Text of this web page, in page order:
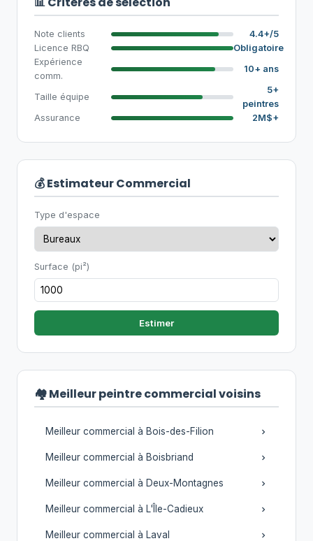
Note clients
4.4+/5
Licence RBQ
Obligatoire
Expérience
comm.
10+ ans
Taille équipe
5+
peintres
Assurance
2M$+
💰 Estimateur Commercial
Type d'espace
Surface (pi²)
Estimer
🏘️ Meilleur peintre commercial voisins
Meilleur commercial à Bois-des-Filion
Meilleur commercial à Boisbriand
Meilleur commercial à Deux-Montagnes
Meilleur commercial à L'Île-Cadieux
Meilleur commercial à Laval